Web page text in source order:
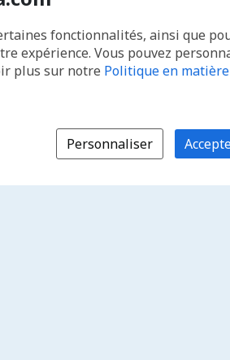
fonctionnalités, ainsi que
expérience. Vous pouvez
plus sur notre Politique en
Personnaliser